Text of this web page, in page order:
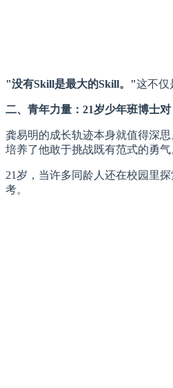
"没有Skill是最大的Skill。"这不仅
二、青年力量：21岁少年班博士
龚易明的成长轨迹本身就值得深
培养了他敢于挑战既有范式的勇气
21岁，当许多同龄人还在校园里
考。